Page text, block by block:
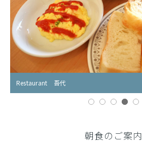
Restaurant 吾代
Restaurant 吾代
Restaurant 吾代
Restaurant 吾代
Restaurant 吾代
朝食のご案内